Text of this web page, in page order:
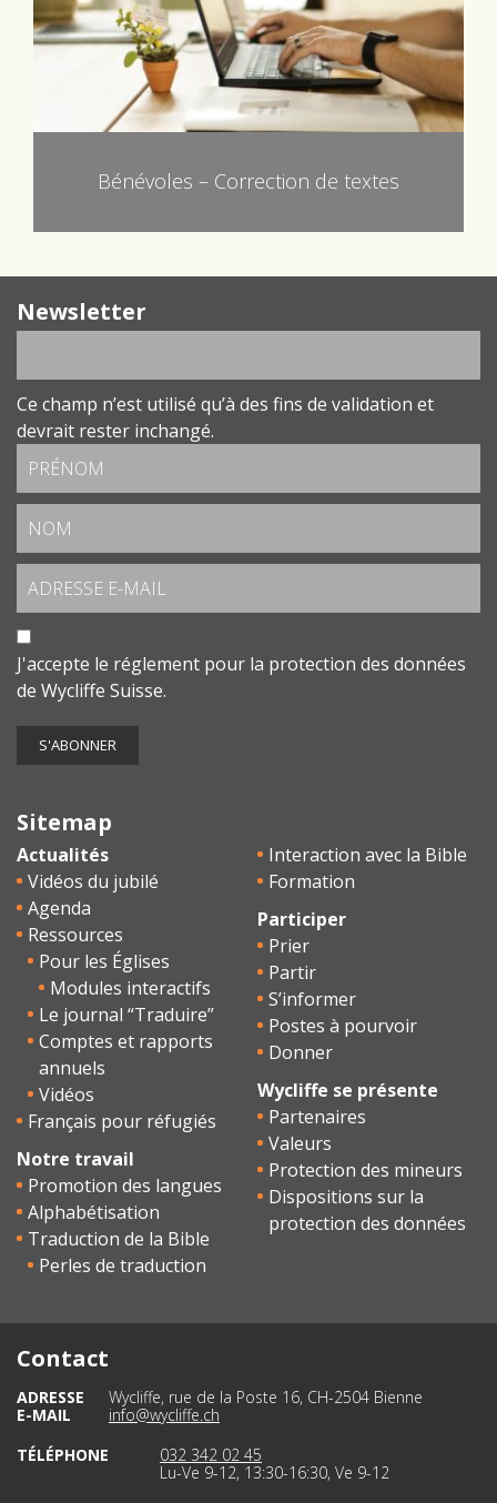
Bénévoles – Correction de textes
Newsletter
Ce champ n’est utilisé qu’à des fins de validation et
devrait rester inchangé.
J'accepte le réglement pour la protection des données
de Wycliffe Suisse.
Sitemap
Actualités
Vidéos du jubilé
Agenda
Ressources
Pour les Églises
Modules interactifs
Le journal “Traduire”
Comptes et rapports
annuels
Vidéos
Français pour réfugiés
Notre travail
Promotion des langues
Alphabétisation
Traduction de la Bible
Perles de traduction
Interaction avec la Bible
Formation
Participer
Prier
Partir
S’informer
Postes à pourvoir
Donner
Wycliffe se présente
Partenaires
Valeurs
Protection des mineurs
Dispositions sur la
protection des données
Contact
ADRESSE
Wycliffe, rue de la Poste 16, CH-2504 Bienne
E-MAIL
info@wycliffe.ch
TÉLÉPHONE
032 342 02 45
Lu-Ve 9-12, 13:30-16:30, Ve 9-12